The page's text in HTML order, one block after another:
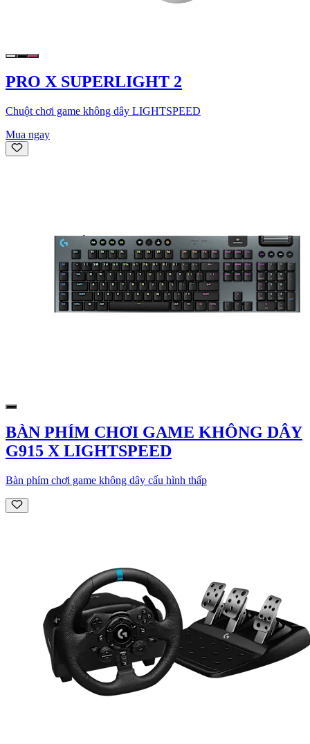
PRO X SUPERLIGHT 2
Chuột chơi game không dây LIGHTSPEED
Mua ngay
BÀN PHÍM CHƠI GAME KHÔNG DÂY
G915 X LIGHTSPEED
Bàn phím chơi game không dây cấu hình thấp